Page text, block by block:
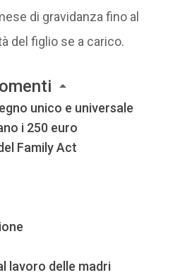
di gravidanza fino al
del figlio se a carico.
unico e universale
i 250 euro
Family Act
lavoro delle madri